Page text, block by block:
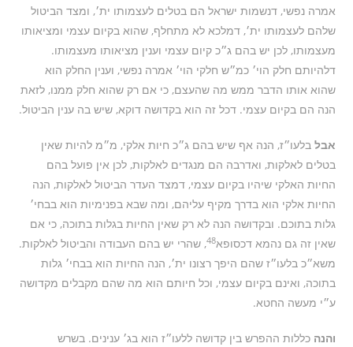
אמרה נפשי, דנשמות ישראל הם בטלים לעצמותו ית׳, ומצד הביטול
שלהם לעצמותו ית׳, דמלכא לא מתחלף, שהוא בקיום עצמי ומציאותו
מעצמותו, לכן יש בהם ג״כ קיום עצמי וענין מציאותו מעצמותו.
דלהיותם חלק הוי׳ כמ״ש חלקי הוי׳ אמרה נפשי, וענין החלק הוא
שהוא אותו הדבר ממש מה שהעצם, כי אם רק שהוא חלק ממנו, לזאת
הנה הם בקיום עצמי. דכל זה הוא בקדושה דוקא, שיש בה ענין הביטול.
אבל בלעו״ז, הנה אף שיש בהם ג״כ חיות אלקי, מ״מ להיות שאין
בטלים לאלקות, ואדרבה הם מנגדים לאלקות, לכן אין פועל בהם
החיות האלקי שיהיו בקיום עצמי, דמצד העדר הביטול לאלקות, הנה
החיות אלקי הוא בדרך מקיף עליהם, ומה שבא בפנימיות הוא בבחי׳
גלות בתוכם. ובקדושה הנה לא רק שאין החיות בגלות בתוכה, כי אם
שאין זה גם נהמא דכסופא48, שהרי יש בהם העבודה והביטול לאלקות.
משא״כ בלעו״ז שהם היפך רצונו ית׳, הנה החיות הוא בבחי׳ גלות
בתוכה, ואינם בקיום עצמי, וכל חיותם הוא מה שהם מקבלים מקדושה
ע״י מעשה החטא.
והנה כללות ההפרש בין קדושה ללעו״ז הוא בג׳ ענינים. בשרש